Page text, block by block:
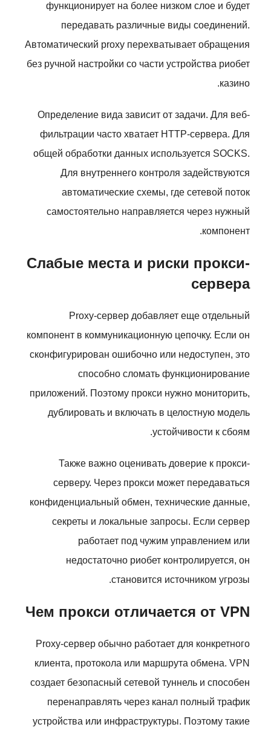
функционирует на более низком слое и будет
передавать различные виды соединений.
Автоматический proxy перехватывает обращения
без ручной настройки со части устройства риобет
казино.
Определение вида зависит от задачи. Для веб-
фильтрации часто хватает HTTP-сервера. Для
общей обработки данных используется SOCKS.
Для внутреннего контроля задействуются
автоматические схемы, где сетевой поток
самостоятельно направляется через нужный
компонент.
Слабые места и риски прокси-
сервера
Proxy-сервер добавляет еще отдельный
компонент в коммуникационную цепочку. Если он
сконфигурирован ошибочно или недоступен, это
способно сломать функционирование
приложений. Поэтому прокси нужно мониторить,
дублировать и включать в целостную модель
устойчивости к сбоям.
Также важно оценивать доверие к прокси-
серверу. Через прокси может передаваться
конфиденциальный обмен, технические данные,
секреты и локальные запросы. Если сервер
работает под чужим управлением или
недостаточно риобет контролируется, он
становится источником угрозы.
Чем прокси отличается от VPN
Proxy-сервер обычно работает для конкретного
клиента, протокола или маршрута обмена. VPN
создает безопасный сетевой туннель и способен
перенаправлять через канал полный трафик
устройства или инфраструктуры. Поэтому такие